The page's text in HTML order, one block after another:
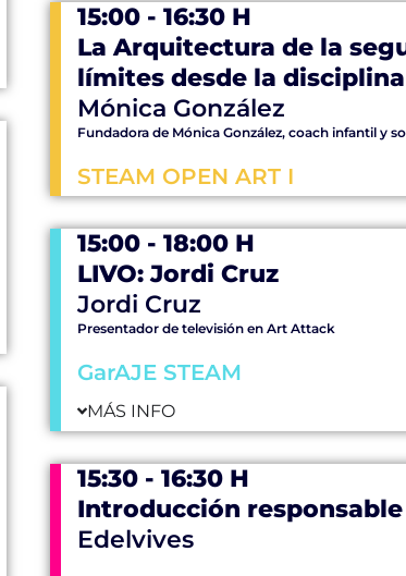
15:00 - 16:30 H
La Arquitectura de la
límites desde la
Mónica González
Fundadora de Mónica González, coach infantil y
STEAM OPEN ART I
15:00 - 18:00 H
LIVO: Jordi Cruz
Jordi Cruz
Presentador de televisión en Art Attack
GarAJE STEAM
MÁS INFO
15:30 - 16:30 H
Introducción responsable
Edelvives